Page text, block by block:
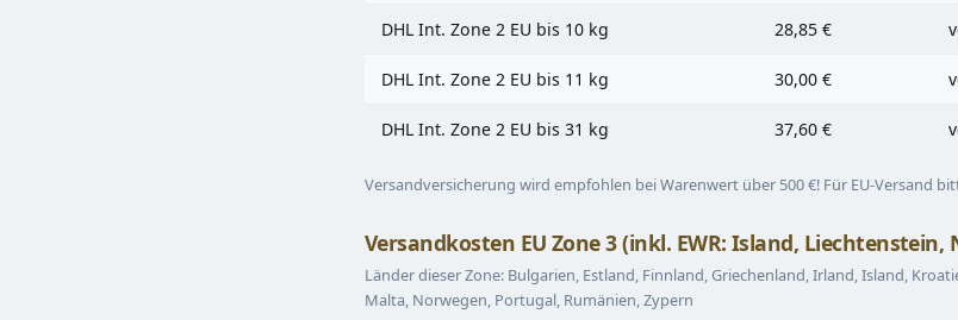
DHL Int. Zone 2 EU bis 10 kg 28,85 €
DHL Int. Zone 2 EU bis 11 kg 30,00 €
DHL Int. Zone 2 EU bis 31 kg 37,60 €
Versandversicherung wird empfohlen bei Warenwert über 500 €! Für EU-Versand
Versandkosten EU Zone 3 (inkl. EWR: Island, Liechtenstein,
Länder dieser Zone: Bulgarien, Estland, Finnland, Griechenland, Irland, Island,
Malta, Norwegen, Portugal, Rumänien, Zypern